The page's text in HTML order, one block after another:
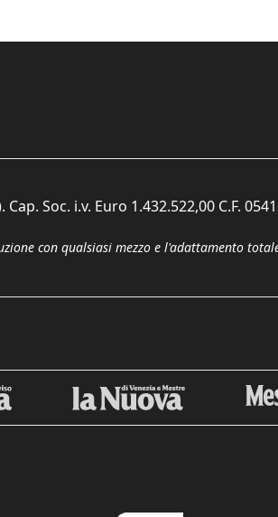
Soc. i.v. Euro 1.432.522,00 C.F.
con qualsiasi mezzo e l'adattamento